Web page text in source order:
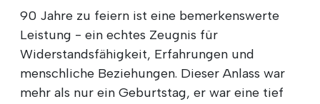
90 Jahre zu feiern ist eine bemerkenswerte
Leistung - ein echtes Zeugnis für
Widerstandsfähigkeit, Erfahrungen und
menschliche Beziehungen. Dieser Anlass war
mehr als nur ein Geburtstag, er war eine tief